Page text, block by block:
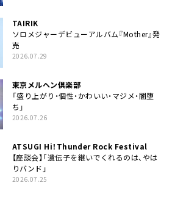
TAIRIK
ソロメジャーデビューアルバム『Mother』発
売
2026.07.29
東京メルヘン倶楽部
「盛り上がり・個性・かわいい・マジメ・闇堕
ち」
2026.07.26
ATSUGI Hi！Thunder Rock Festival
【座談会】「遺伝子を継いでくれるのは、やは
りバンド」
2026.07.25